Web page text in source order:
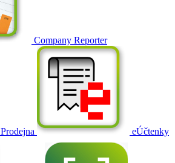
Company Reporter
Prodejna eÚčtenky